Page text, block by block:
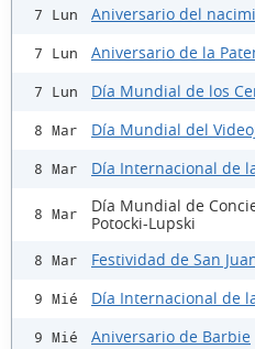
7 Lun Aniversario del
7 Lun Aniversario de la
7 Lun Día Mundial de los
8 Mar Día Mundial del
8 Mar Día Internacional de
8 Mar
Día Mundial de
Potocki-Lupski
8 Mar Festividad de San
9 Mié Día Internacional de
9 Mié Aniversario de Barbie